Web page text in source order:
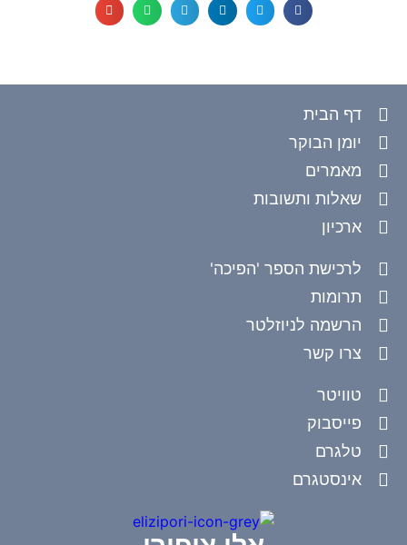
דף הבית
יומן הבוקר
מאמרים
שאלות ותשובות
ארכיון
לרכישת הספר 'הפיכה'
תרומות
הרשמה לניוזלטר
צרו קשר
טוויטר
פייסבוק
טלגרם
אינסטגרם